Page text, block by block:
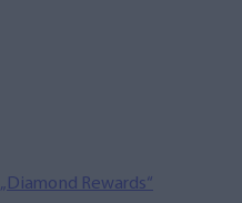
„Diamond Rewards“